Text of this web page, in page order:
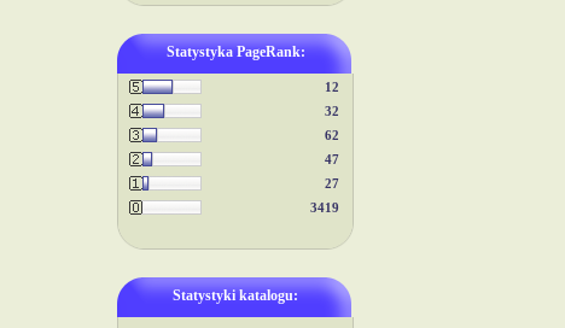
Statystyka PageRank:
12
32
62
47
27
3419
Statystyki katalogu: